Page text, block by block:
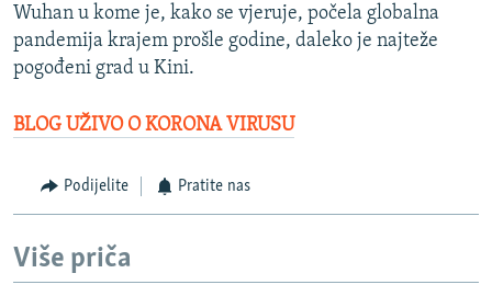
Wuhan u kome je, kako se vjeruje, počela globalna
pandemija krajem prošle godine, daleko je najteže
pogođeni grad u Kini.
BLOG UŽIVO O KORONA VIRUSU
Podijelite Pratite nas
Više priča